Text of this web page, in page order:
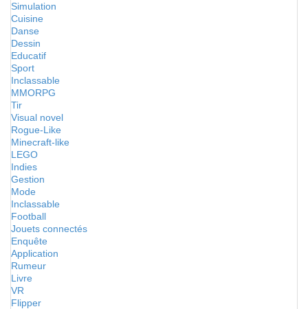
Simulation
Cuisine
Danse
Dessin
Educatif
Sport
Inclassable
MMORPG
Tir
Visual novel
Rogue-Like
Minecraft-like
LEGO
Indies
Gestion
Mode
Inclassable
Football
Jouets connectés
Enquête
Application
Rumeur
Livre
VR
Flipper